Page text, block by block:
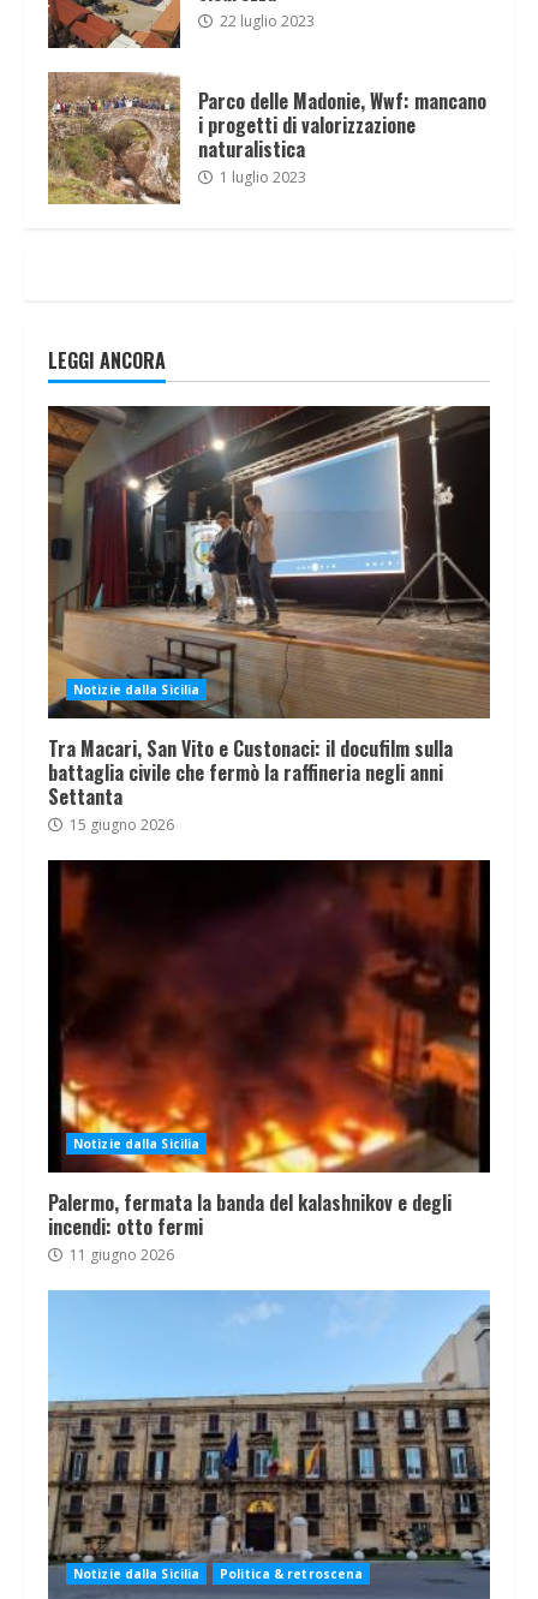
22 luglio 2023
Parco delle Madonie, Wwf: mancano
i progetti di valorizzazione
naturalistica
1 luglio 2023
LEGGI ANCORA
Notizie dalla Sicilia
Tra Macari, San Vito e Custonaci: il docufilm sulla
battaglia civile che fermò la raffineria negli anni
Settanta
15 giugno 2026
Notizie dalla Sicilia
Palermo, fermata la banda del kalashnikov e degli
incendi: otto fermi
11 giugno 2026
Notizie dalla Sicilia Politica & retroscena